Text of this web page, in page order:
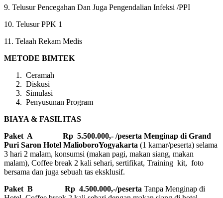
9. Telusur Pencegahan Dan Juga Pengendalian Infeksi /PPI
10. Telusur PPK 1
11. Telaah Rekam Medis
METODE BIMTEK
Ceramah
Diskusi
Simulasi
Penyusunan Program
BIAYA & FASILITAS
Paket A Rp 5.500.000,- /peserta Menginap di Grand
Puri Saron Hotel MalioboroYogyakarta (1 kamar/peserta) selama
3 hari 2 malam, konsumsi (makan pagi, makan siang, makan
malam), Coffee break 2 kali sehari, sertifikat, Training kit, foto
bersama dan juga sebuah tas eksklusif.
Paket B
Rp 4.500.000,-/peserta Tanpa Menginap di